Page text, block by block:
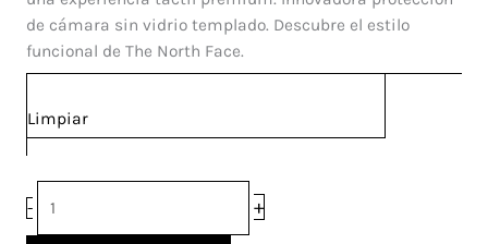
de cámara sin vidrio templado. Descubre el estilo
funcional de The North Face.
Limpiar
- +